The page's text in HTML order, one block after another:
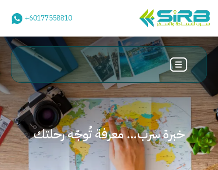
+60177558810
خبرة سرب… معرفة تُوجّه رحلتك